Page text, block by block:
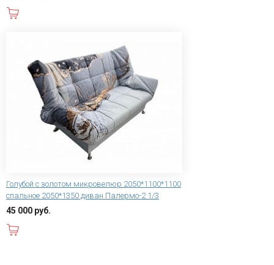
Голубой с золотом микровелюр 2050*1100*1100
спальное 2050*1350 диван Палермо-2 1/3
45 000 руб.